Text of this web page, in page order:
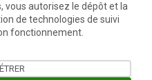
vous autorisez le dépôt et la
de technologies de suivi
fonctionnement.